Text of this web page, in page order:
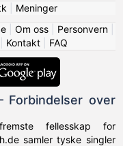
Meninger
| Om oss| Personvern|
Kontakt FAQ
Forbindelser over
fellesskap for
samler tyske singler